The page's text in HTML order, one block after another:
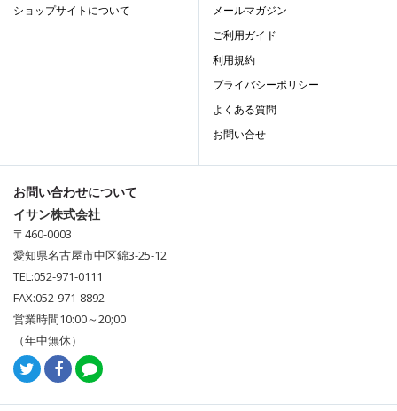
ショップサイトについて
メールマガジン
ご利用ガイド
利用規約
プライバシーポリシー
よくある質問
お問い合せ
お問い合わせについて
イサン株式会社
〒460-0003
愛知県名古屋市中区錦3-25-12
TEL:052-971-0111
FAX:052-971-8892
営業時間10:00～20;00
（年中無休）